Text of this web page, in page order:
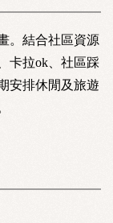
。結合社區資源
卡拉ok、社區踩
安排休閒及旅遊